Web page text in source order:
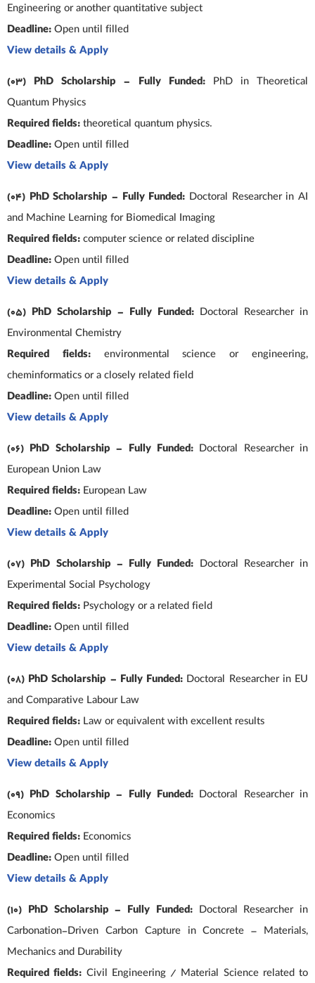
Engineering or another quantitative subject
Deadline:Open until filled
View details & Apply
(03) PhD Scholarship – Fully Funded:PhD in Theoretical
Quantum Physics
Required fields:theoretical quantum physics.
Deadline:Open until filled
View details & Apply
(04) PhD Scholarship – Fully Funded: Doctoral Researcher in AI
and Machine Learning for Biomedical Imaging
Required fields:computer science or related discipline
Deadline:Open until filled
View details & Apply
(05) PhD Scholarship – Fully Funded: Doctoral Researcher in
Environmental Chemistry
Required fields: environmental science or engineering,
cheminformatics or a closely related field
Deadline:Open until filled
View details & Apply
(06) PhD Scholarship – Fully Funded:Doctoral Researcher in
European Union Law
Required fields: European Law
Deadline:Open until filled
View details & Apply
(07) PhD Scholarship – Fully Funded: Doctoral Researcher in
Experimental Social Psychology
Required fields: Psychology or a related field
Deadline:Open until filled
View details & Apply
(08) PhD Scholarship – Fully Funded: Doctoral Researcher in EU
and Comparative Labour Law
Required fields: Law or equivalent with excellent results
Deadline:Open until filled
View details & Apply
(09) PhD Scholarship – Fully Funded:Doctoral Researcher in
Economics
Required fields: Economics
Deadline:Open until filled
View details & Apply
(10) PhD Scholarship – Fully Funded:Doctoral Researcher in
Carbonation-Driven Carbon Capture in Concrete – Materials,
Mechanics and Durability
Required fields: Civil Engineering / Material Science related to